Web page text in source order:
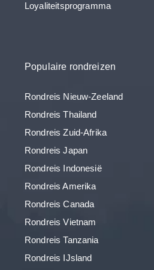
Loyaliteitsprogramma
Populaire rondreizen
Rondreis Nieuw-Zeeland
Rondreis Thailand
Rondreis Zuid-Afrika
Rondreis Japan
Rondreis Indonesië
Rondreis Amerika
Rondreis Canada
Rondreis Vietnam
Rondreis Tanzania
Rondreis IJsland